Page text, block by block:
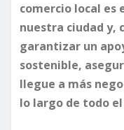
comercio local es
nuestra ciudad y,
garantizar un
sostenible,
llegue a más
lo largo de todo el